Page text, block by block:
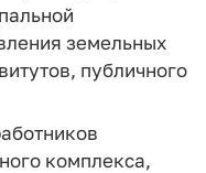
земельных
публичного
комплекса,